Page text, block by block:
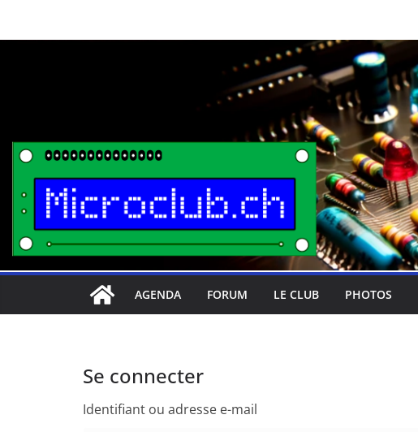
AGENDA FORUM LE CLUB PHOTOS
Se connecter
Identifiant ou adresse e-mail